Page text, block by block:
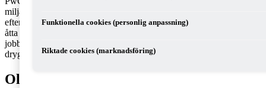
miljard jobbannonser globalt och visar att AI-kompetens är
eftertraktad. Under 2025 ökade rekryteringen av AI-experter nästan
åtta gånger snabbare än arbetsmarknaden i stort. I Sverige har antalet
jobbannonser för AI-kompetens vuxit med 17 000 och utgör nu
drygt 3 procent av alla annonser.
Olika utvecklingsvägar drivna av AI
Funktionella cookies (personlig anpassning)
Riktade cookies (marknadsföring)